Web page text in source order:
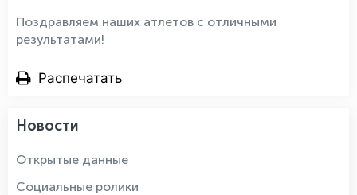
Поздравляем наших атлетов с отличными
результатами!
Распечатать
Новости
Открытые данные
Социальные ролики